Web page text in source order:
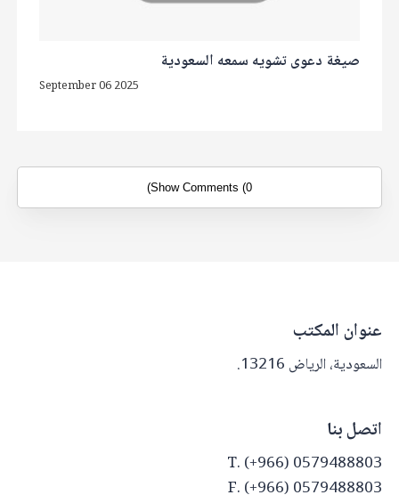
صيغة دعوى تشويه سمعه السعودية
September 06 2025
Show Comments (0)
عنوان المكتب
السعودية، الرياض 13216.
اتصل بنا
T. (+966) 0579488803
F. (+966) 0579488803